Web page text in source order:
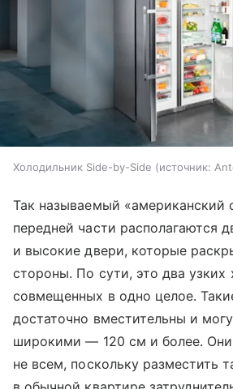
Холодильник Side-by-Side источник:
Так называемый «американский
передней части располагаются
и высокие двери, которые
стороны. По сути, это два узких
совмещенных в одно целое.
достаточно вместительны и
широкими — 120 см и более. Они
не всем, поскольку разместить